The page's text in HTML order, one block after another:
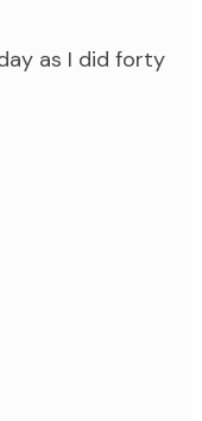
as I did forty